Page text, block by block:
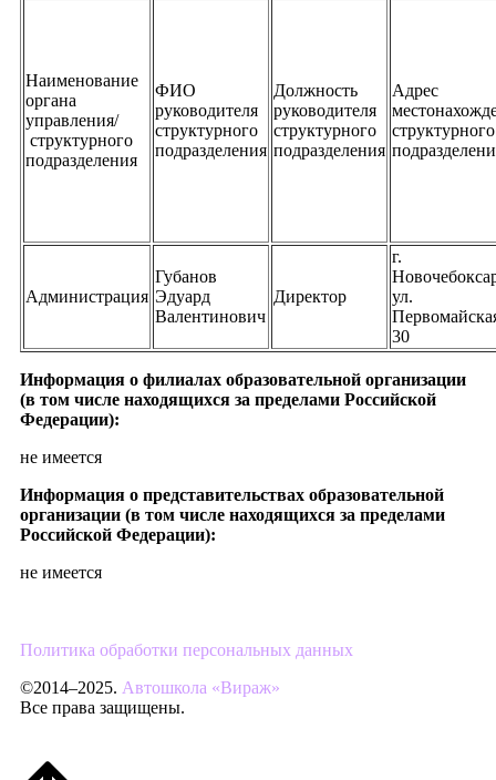
Наименование
органа
управления/
структурного
подразделения
ФИО
руководителя
структурного
подразделения
Должность
руководителя
структурного
подразделения
Адрес
структурного
Администрация
Губанов
Эдуард
Валентинович
Директор
г.
ул.
30
Информация о филиалах образовательной организации
(в том числе находящихся за пределами Российской
Федерации):
не имеется
Информация о представительствах образовательной
организации (в том числе находящихся за пределами
Российской Федерации):
не имеется
Политика обработки персональных данных
©2014–2025. Автошкола «Вираж»
Все права защищены.